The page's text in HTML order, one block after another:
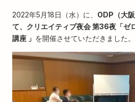
2022年5月18日（水）に、 ODP（大
て、クリエイティブ夜会 第36夜「
講座 」 を開催させていただきました。